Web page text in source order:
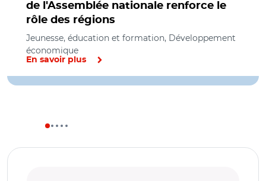
de l'Assemblée nationale renforce le
rôle des régions
Jeunesse, éducation et formation, Développement
économique
En savoir plus